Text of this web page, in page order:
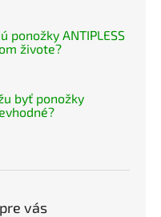
ponožky ANTIPLESS
živote?
byť ponožky
vás